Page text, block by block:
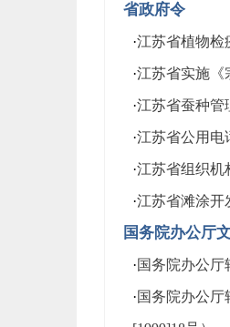
省政府令
·江苏省植物检
·江苏省实施《
·江苏省蚕种管
·江苏省公用电
·江苏省组织机
·江苏省滩涂开
国务院办公厅
·国务院办公厅
·国务院办公